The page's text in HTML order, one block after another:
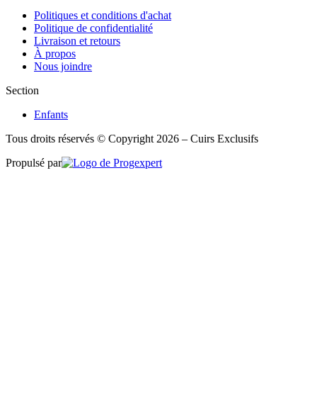
Politiques et conditions d'achat
Politique de confidentialité
Livraison et retours
À propos
Nous joindre
Section
Enfants
Tous droits réservés © Copyright 2026 – Cuirs Exclusifs
Propulsé par